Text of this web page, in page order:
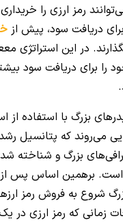
رمز ارزی را
دریافت سود، پیش از
در این استراتژی
را برای دریافت سود
بزرگ با استفاده از
می‌روند که پتانسیل رشد
بزرگ و شناخته
برهمین اساس پس
شروع به فروش رمز
زمانی که رمز ارزی در